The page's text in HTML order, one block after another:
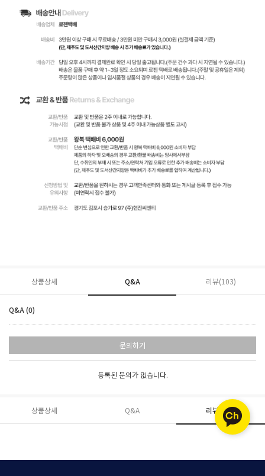
상품상세 Q&A 리뷰(103)
Q&A (0)
문의하기
등록된 문의가 없습니다.
상품상세 Q&A 리뷰( 103)